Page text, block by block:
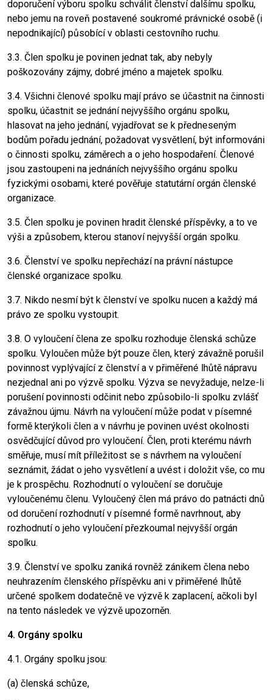
doporučení výboru spolku schválit členství dalšímu spolku,
nebo jemu na roveň postavené soukromé právnické osobě (i
nepodnikající) působící v oblasti cestovního ruchu.
3.3. Člen spolku je povinen jednat tak, aby nebyly
poškozovány zájmy, dobré jméno a majetek spolku.
3.4. Všichni členové spolku mají právo se účastnit na činnosti
spolku, účastnit se jednání nejvyššího orgánu spolku,
hlasovat na jeho jednání, vyjadřovat se k předneseným
bodům pořadu jednání, požadovat vysvětlení, být informováni
o činnosti spolku, záměrech a o jeho hospodaření. Členové
jsou zastoupeni na jednáních nejvyššího orgánu spolku
fyzickými osobami, které pověřuje statutární orgán členské
organizace.
3.5. Člen spolku je povinen hradit členské příspěvky, a to ve
výši a způsobem, kterou stanoví nejvyšší orgán spolku.
3.6. Členství ve spolku nepřechází na právní nástupce
členské organizace spolku.
3.7. Nikdo nesmí být k členství ve spolku nucen a každý má
právo ze spolku vystoupit.
3.8. O vyloučení člena ze spolku rozhoduje členská schůze
spolku. Vyloučen může být pouze člen, který závažně porušil
povinnost vyplývající z členství a v přiměřené lhůtě nápravu
nezjednal ani po výzvě spolku. Výzva se nevyžaduje, nelze-li
porušení povinnosti odčinit nebo způsobilo-li spolku zvlášť
závažnou újmu. Návrh na vyloučení může podat v písemné
formě kterýkoli člen a v návrhu je povinen uvést okolnosti
osvědčující důvod pro vyloučení. Člen, proti kterému návrh
směřuje, musí mít příležitost se s návrhem na vyloučení
seznámit, žádat o jeho vysvětlení a uvést i doložit vše, co mu
je k prospěchu. Rozhodnutí o vyloučení se doručuje
vyloučenému členu. Vyloučený člen má právo do patnácti dnů
od doručení rozhodnutí v písemné formě navrhnout, aby
rozhodnutí o jeho vyloučení přezkoumal nejvyšší orgán
spolku.
3.9. Členství ve spolku zaniká rovněž zánikem člena nebo
neuhrazením členského příspěvku ani v přiměřené lhůtě
určené spolkem dodatečně ve výzvě k zaplacení, ačkoli byl
na tento následek ve výzvě upozorněn.
4. Orgány spolku
4.1. Orgány spolku jsou:
(a) členská schůze,